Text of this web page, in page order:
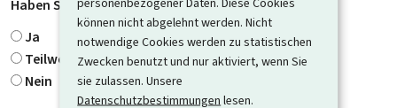
können nicht abgelehnt werden. Nicht
notwendige Cookies werden zu statistischen
Zwecken benutzt und nur aktiviert, wenn Sie
sie zulassen. Unsere
Datenschutzbestimmungen lesen.
Haben Sie gefunden, wonach Sie gesucht haben?
Ja
Teilweise
Nein